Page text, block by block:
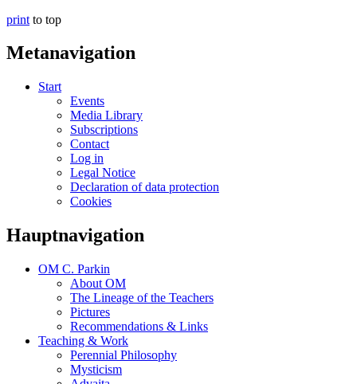
print to top
Metanavigation
Start
Events
Media Library
Subscriptions
Contact
Log in
Legal Notice
Declaration of data protection
Cookies
Hauptnavigation
OM C. Parkin
About OM
The Lineage of the Teachers
Pictures
Recommendations & Links
Teaching & Work
Perennial Philosophy
Mysticism